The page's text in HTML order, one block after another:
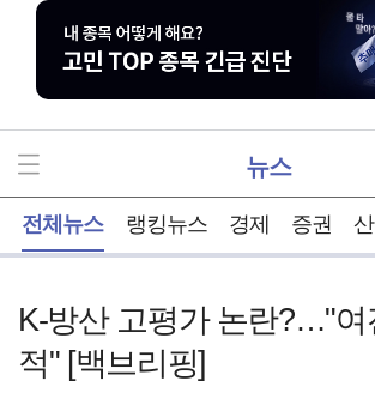
뉴스
전체뉴스 랭킹뉴스 경제 증권
K-방산 고평가 논란?…"여
적" [백브리핑]